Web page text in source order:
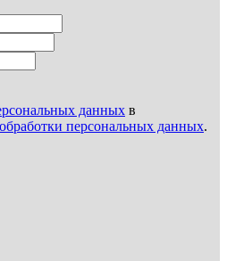
данных в
персональных данных.